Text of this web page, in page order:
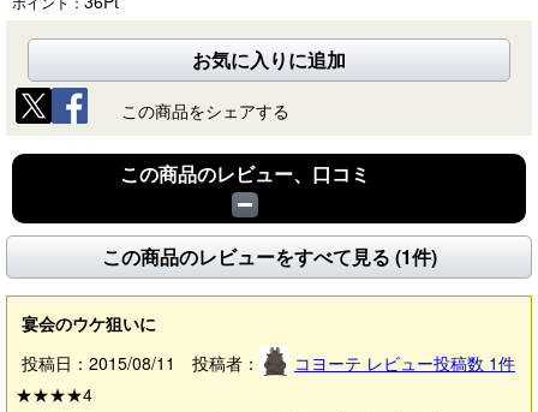
お気に入りに追加
この商品をシェアする
この商品のレビュー、口コミ
この商品のレビューをすべて見る (1件)
宴会のウケ狙いに
投稿日：2015/08/11 投稿者：
コヨーテ レビュー投稿数 1件
★★★★4